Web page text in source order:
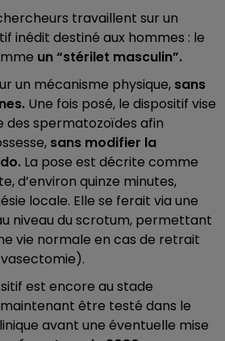
travaillent sur un
inédit destiné aux hommes : le
un “stérilet masculin”.
un mécanisme physique, sans
Une fois posé, le dispositif vise
des spermatozoïdes afin
sans modifier la
La pose est décrite comme
d’environ quinze minutes,
locale. Elle se ferait via une
niveau du scrotum, permettant
vie normale en cas de retrait
est encore au stade
être testé dans le
avant une éventuelle mise